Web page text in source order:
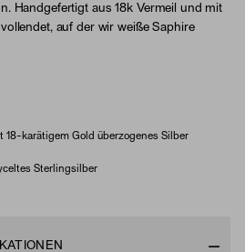
Handgefertigt aus 18k Vermeil und mit
auf der wir weiße Saphire
18-karätigem Gold überzogenes Silber
Sterlingsilber